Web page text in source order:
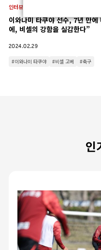
인터뷰
이와나미 타쿠야 선수, 7년 만
에, 비셀의 강함을 실감한다”
2024.02.29
#이와나미 타쿠야 #비셀 고베 #축구
인